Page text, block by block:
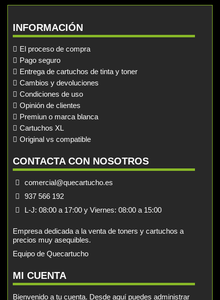
INFORMACIÓN
El proceso de compra
Pago seguro
Entrega de cartuchos de tinta y toner
Cambios y devoluciones
Condiciones de uso
Opinión de clientes
Premiun o marca blanca
Cartuchos XL
Original vs compatible
CONTACTA CON NOSOTROS
comercial@quecartucho.es
937 566 192
L-J: 08:00 a 17:00 y Viernes: 08:00 a 15:00
Empresa dedicada a la venta de toners y cartuchos a
precios muy asequibles.
Equipo de Quecartucho
MI CUENTA
Bienvenido a tu cuenta. Desde aquí puedes administrar